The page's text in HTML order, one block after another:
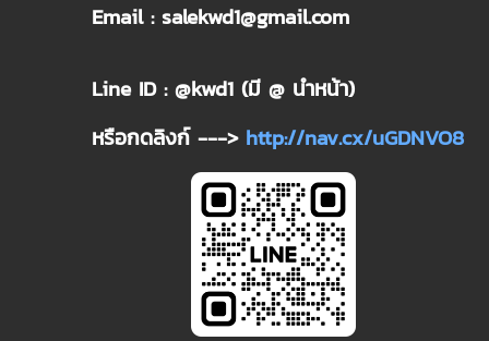
Email : salekwd1@gmail.com
Line ID : @kwd1 (มี @ นำหน้า)
หรือกดลิงก์ ---> http://nav.cx/uGDNVO8